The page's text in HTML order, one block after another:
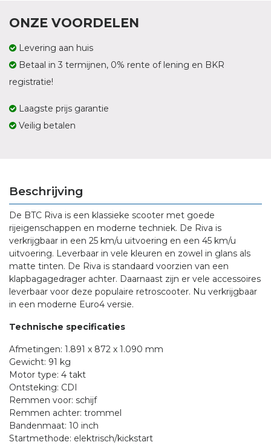
ONZE VOORDELEN
Levering aan huis
Betaal in 3 termijnen, 0% rente of lening en BKR
registratie!
Laagste prijs garantie
Veilig betalen
Beschrijving
De BTC Riva is een klassieke scooter met goede
rijeigenschappen en moderne techniek. De Riva is
verkrijgbaar in een 25 km/u uitvoering en een 45 km/u
uitvoering. Leverbaar in vele kleuren en zowel in glans als
matte tinten. De Riva is standaard voorzien van een
klapbagagedrager achter. Daarnaast zijn er vele accessoires
leverbaar voor deze populaire retroscooter. Nu verkrijgbaar
in een moderne Euro4 versie.
Technische specificaties
Afmetingen: 1.891 x 872 x 1.090 mm
Gewicht: 91 kg
Motor type: 4 takt
Ontsteking: CDI
Remmen voor: schijf
Remmen achter: trommel
Bandenmaat: 10 inch
Startmethode: elektrisch/kickstart